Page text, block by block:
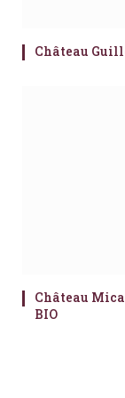
Château
Château
BIO